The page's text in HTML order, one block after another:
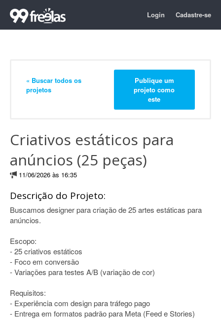
Login Cadastre-se
« Buscar todos os
projetos
Publique um
projeto como
este
Criativos estáticos para
anúncios (25 peças)
11/06/2026 às 16:35
Descrição do Projeto:
Buscamos designer para criação de 25 artes estáticas para
anúncios.
Escopo:
- 25 criativos estáticos
- Foco em conversão
- Variações para testes A/B (variação de cor)
Requisitos:
- Experiência com design para tráfego pago
- Entrega em formatos padrão para Meta (Feed e Stories)